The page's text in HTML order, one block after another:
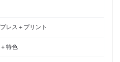
レス＋プリント
特色